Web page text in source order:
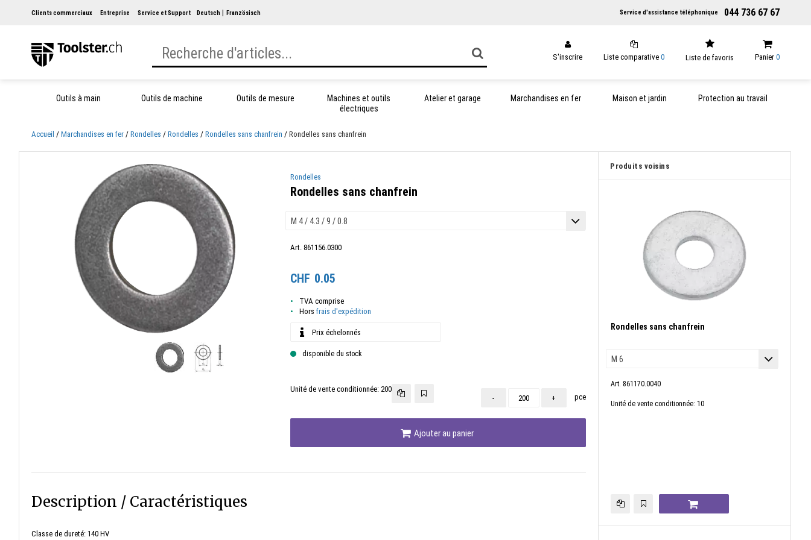
Clients commerciaux Entreprise Service et Support Deutsch Französisch Service d'assistance téléphonique 044 736 67 67
S'inscrire Liste comparative 0 Liste de favoris Panier 0
Outils à main Outils de machine Outils de mesure
Machines et outils
électriques
Atelier et garage Marchandises en fer Maison et jardin Protection au travail
Accueil Marchandises en fer Rondelles Rondelles Rondelles sans chanfrein Rondelles sans chanfrein
Rondelles
Rondelles sans chanfrein
Art. 861156.0300
CHF 0.05
TVA comprise
Hors frais d'expédition
Prix échelonnés
disponible du stock
Unité de vente conditionnée: 200
-
+ pce
Ajouter au panier
Description / Caractéristiques
Classe de dureté: 140 HV
Produits voisins
Rondelles sans chanfrein
Art. 861170.0040
Unité de vente conditionnée: 10